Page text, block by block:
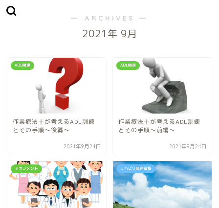
― ARCHIVES ―
2021年 9月
ADL関連
作業療法士が考えるADL訓練
とその手順～後編～
2021年9月24日
ADL関連
作業療法士が考えるADL訓練
とその手順～前編～
2021年9月24日
マネジメント リハビリ関連資格